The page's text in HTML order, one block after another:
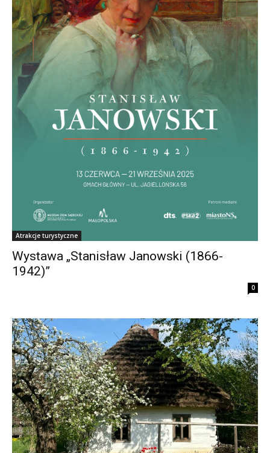
Atrakcje turystyczne
Wystawa „Stanisław Janowski (1866-
1942)”
0